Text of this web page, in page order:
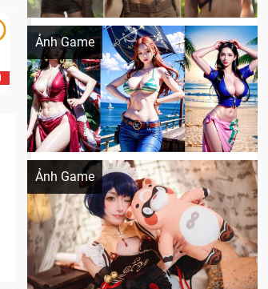
Ngạo Thiên Mobile
Ảnh Game
Khi AI Cosplay gái đẹp One Piece
Ảnh Game
Cosplay Xiangling siêu cute